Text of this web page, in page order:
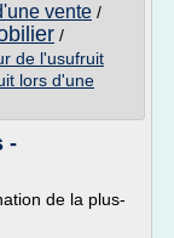
vente /
/
de l'usufruit
lors d'une
-
de la plus-